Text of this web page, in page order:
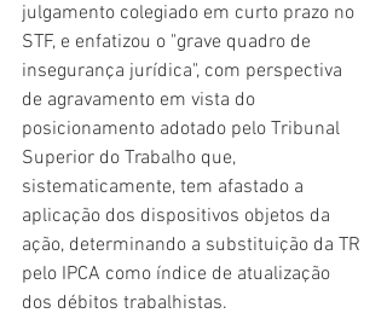
julgamento colegiado em curto prazo no
STF, e enfatizou o "grave quadro de
insegurança jurídica", com perspectiva
de agravamento em vista do
posicionamento adotado pelo Tribunal
Superior do Trabalho que,
sistematicamente, tem afastado a
aplicação dos dispositivos objetos da
ação, determinando a substituição da TR
pelo IPCA como índice de atualização
dos débitos trabalhistas.